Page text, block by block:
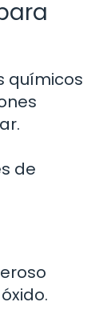
químicos
de